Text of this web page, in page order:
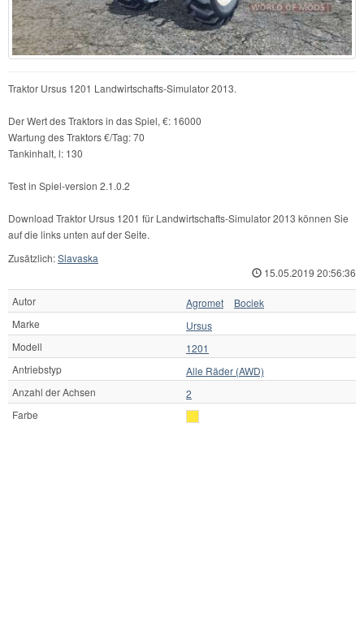
Traktor Ursus 1201 Landwirtschafts-Simulator 2013.
Der Wert des Traktors in das Spiel, €: 16000
Wartung des Traktors €/Tag: 70
Tankinhalt, l: 130
Test in Spiel-version 2.1.0.2
Download Traktor Ursus 1201 für Landwirtschafts-Simulator 2013 können Sie
auf die links unten auf der Seite.
Zusätzlich:Slavaska
15.05.2019 20:56:36
Autor Agromet
Bociek
Marke
Ursus
Modell
1201
Antriebstyp
Alle Räder (AWD)
Anzahl der Achsen
2
Farbe